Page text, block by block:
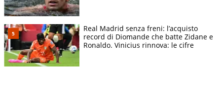
Real Madrid senza freni: l’acquisto
record di Diomande che batte Zidane e
Ronaldo. Vinicius rinnova: le cifre